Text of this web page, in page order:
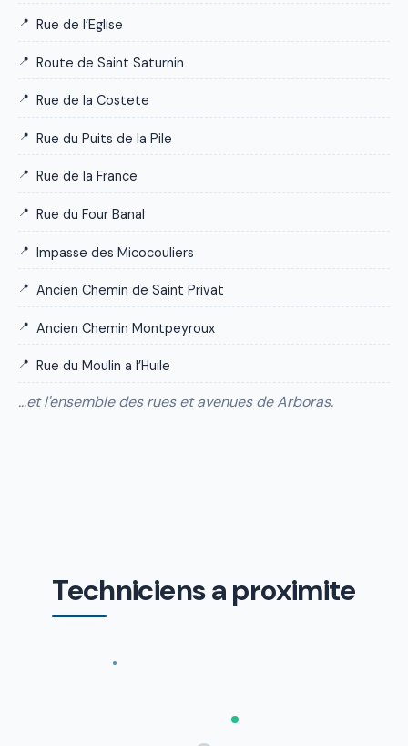
Rue de l’Eglise
Route de Saint Saturnin
Rue de la Costete
Rue du Puits de la Pile
Rue de la France
Rue du Four Banal
Impasse des Micocouliers
Ancien Chemin de Saint Privat
Ancien Chemin Montpeyroux
Rue du Moulin a l’Huile
…et l'ensemble des rues et avenues de Arboras.
Techniciens a proximite